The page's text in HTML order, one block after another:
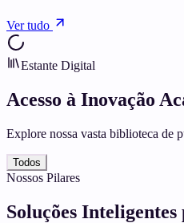
Ver tudo
Estante Digital
Acesso à Inovação
Explore nossa vasta biblioteca de
Todos
Nossos Pilares
Soluções Inteligentes